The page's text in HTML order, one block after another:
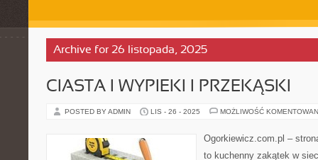
Archive for 26 listopada, 2025
CIASTA I WYPIEKI I PRZEKĄSKI
POSTED BY ADMIN LIS - 26 - 2025 MOŻLIWOŚĆ
Ogorkiewicz.com.pl –
to kuchenny zakątek w